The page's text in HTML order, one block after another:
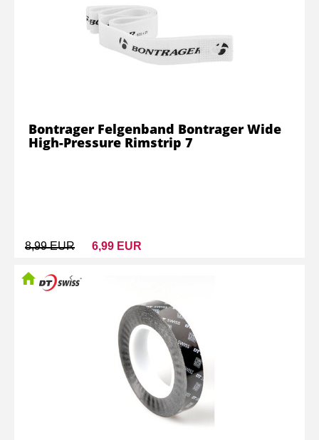
8,99 EUR 6,99 EUR
Bontrager Felgenband Bontrager Wide
High-Pressure Rimstrip 7